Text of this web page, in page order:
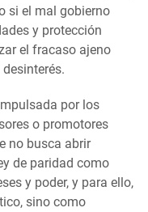
si el mal gobierno
y protección
el fracaso ajeno
por los
o promotores
no busca abrir
de paridad como
y poder, y para ello,
sino como